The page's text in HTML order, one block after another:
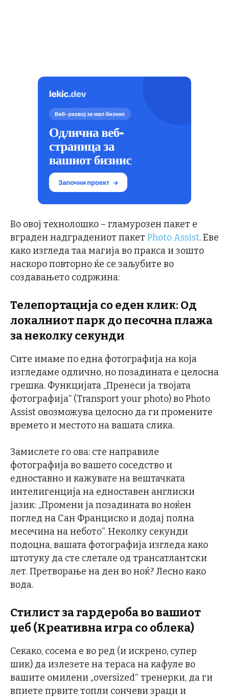
Во овој технолошко – гламурозен пакет е
вграден надградениот пакет Photo Assist. Еве
како изгледа таа магија во пракса и зошто
наскоро повторно ќе се заљубите во
создавањето содржина:
Телепортација со еден клик: Од
локалниот парк до песочна плажа
за неколку секунди
Сите имаме по една фотографија на која
изгледаме одлично, но позадината е целосна
грешка. Функцијата „Пренеси ја твојата
фотографија” (Transport your photo) во Photo
Assist овозможува целосно да ги промените
времето и местото на вашата слика.
Замислете го ова: сте направиле
фотографија во вашето соседство и
едноставно и кажувате на вештачката
интелигенција на едноставен англиски
јазик: „Промени ја позадината во ноќен
поглед на Сан Франциско и додај полна
месечина на небото”. Неколку секунди
подоцна, вашата фотографија изгледа како
штотуку да сте слетале од трансатлантски
лет. Претворање на ден во ноќ? Лесно како
вода.
Стилист за гардероба во вашиот
џеб (Креативна игра со облека)
Секако, сосема е во ред (и искрено, супер
шик) да излезете на тераса на кафуле во
вашите омилени „oversized“ тренерки, да ги
впиете првите топли сончеви зраци и